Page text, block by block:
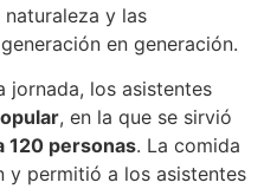
y las
en generación.
jornada, los asistentes
, en la que se sirvió
120 personas. La comida
permitió a los asistentes